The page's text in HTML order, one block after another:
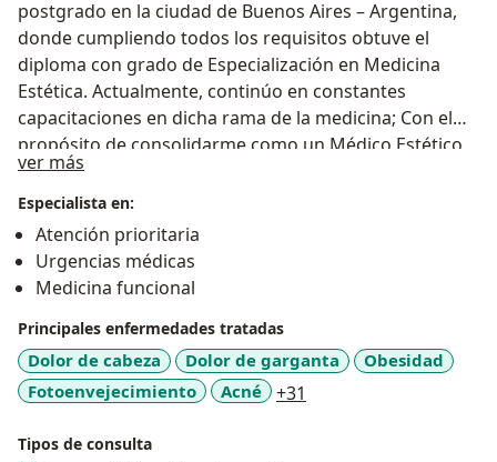
postgrado en la ciudad de Buenos Aires – Argentina,
donde cumpliendo todos los requisitos obtuve el
diploma con grado de Especialización en Medicina
Estética. Actualmente, continúo en constantes
capacitaciones en dicha rama de la medicina; Con el
propósito de consolidarme como un Médico Estético,
capacitado, innovador, ético y muy profesional. Para
brindar a los pacientes las mejores opciones
terapéuticas que propendan por la promoción,
restauración y mantenimiento de la estética, belleza y
salud integral.
ver más
Especialista en:
Atención prioritaria
Urgencias médicas
Medicina funcional
Principales enfermedades tratadas
Dolor de cabeza Dolor de garganta
Obesidad
Fotoenvejecimiento
Acné +31
Tipos de consulta